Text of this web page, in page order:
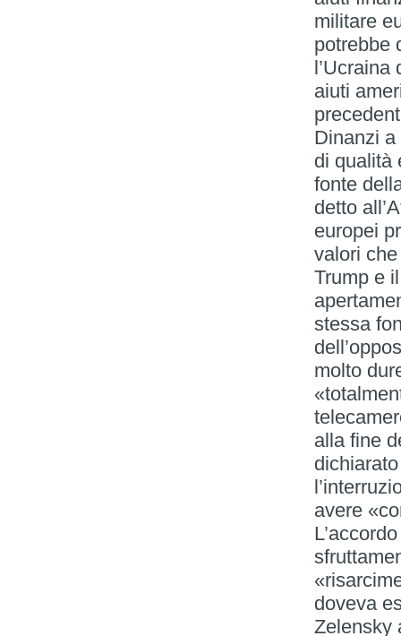
militare
potrebbe
aiuti
Dinanzi
di qualità
fonte
detto
europei
valori
Trump e
stessa
molto
alla fine
avere
doveva
Zelensky